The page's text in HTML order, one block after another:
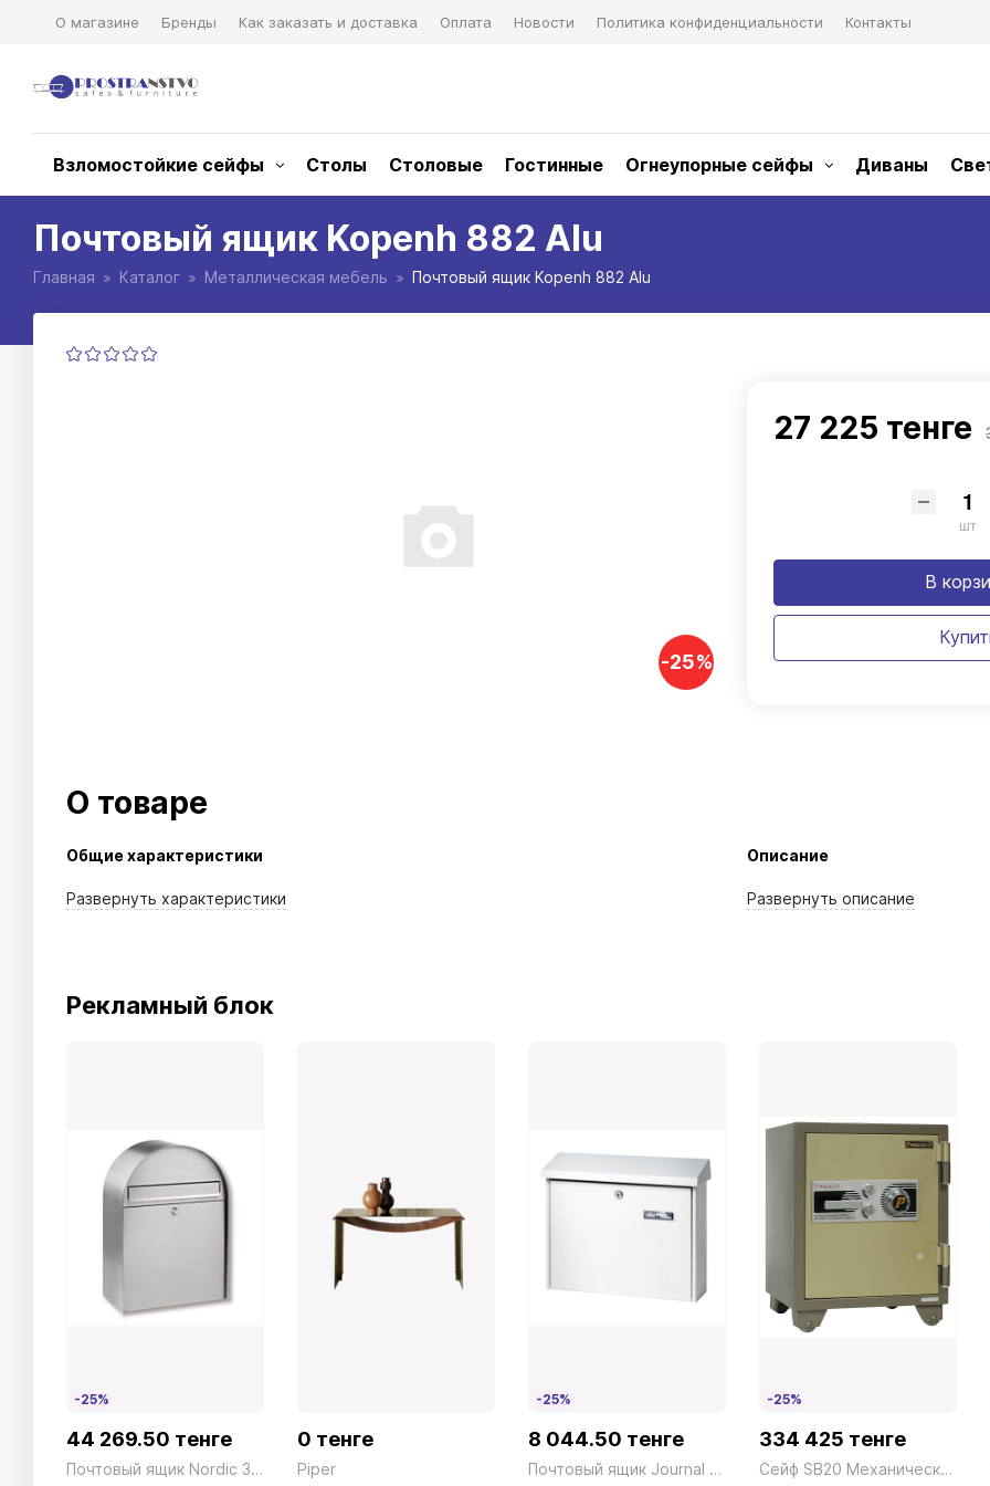
О магазине Бренды Как заказать и доставка Оплата Новости Политика конфиденциальности Контакты
Взломостойкие сейфы Столы Столовые Гостинные Огнеупорные сейфы Диваны
Почтовый ящик Kopenh 882 Alu
Главная Каталог Металлическая мебель Почтовый ящик Kopenh 882 Alu
-25%
27 225 тенге
шт
В
О товаре
Общие характеристики
Развернуть характеристики
Описание
Развернуть описание
Рекламный блок
-25%
44 269.50 тенге
Почтовый ящик Nordic 3760 NI
0 тенге
Piper
-25%
8 044.50 тенге
Почтовый ящик Journal 5867 W
-25%
334 425 тенге
Сейф SB20 Механический President ш530*г522*в675 110кг